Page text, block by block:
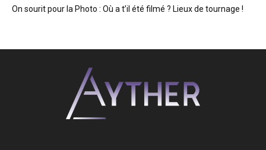
On sourit pour la Photo : Où a t’il été filmé ? Lieux de tournage !